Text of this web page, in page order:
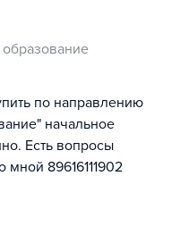
по направлению
начальное
Есть вопросы
мной 89616111902